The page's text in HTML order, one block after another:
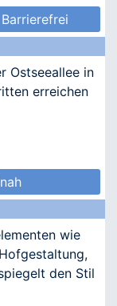
Ostseeallee in
erreichen
wie
den Stil